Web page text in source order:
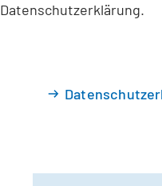
Datenschutzerklärung.